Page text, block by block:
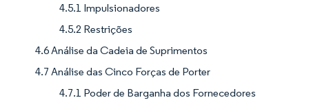
4.5.1 Impulsionadores
4.5.2 Restrições
4.6 Análise da Cadeia de Suprimentos
4.7 Análise das Cinco Forças de Porter
4.7.1 Poder de Barganha dos Fornecedores